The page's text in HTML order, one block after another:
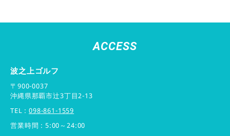
ACCESS
波之上ゴルフ
〒900-0037
沖縄県那覇市辻3丁目2-13
TEL :098-861-1559
営業時間 : 5:00～24:00